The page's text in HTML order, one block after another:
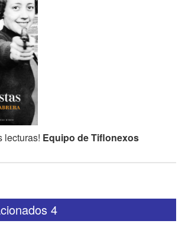
lecturas! Equipo de Tiflonexos
4